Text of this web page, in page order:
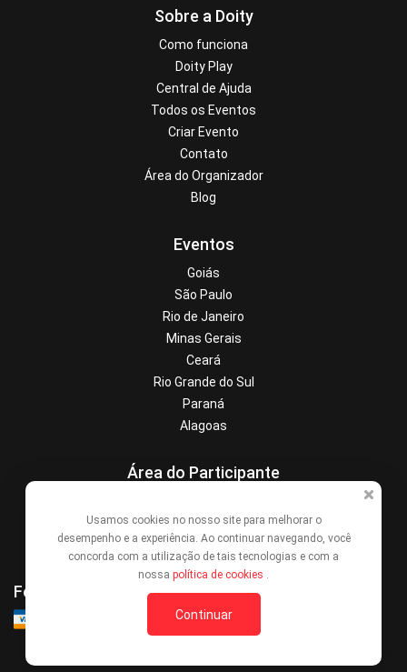
Sobre a Doity
Como funciona
Doity Play
Central de Ajuda
Todos os Eventos
Criar Evento
Contato
Área do Organizador
Blog
Eventos
Goiás
São Paulo
Rio de Janeiro
Minas Gerais
Ceará
Rio Grande do Sul
Paraná
Alagoas
Área do Participante
Denunciar este evento
Contato
Formas de Pagamento
Usamos cookies no nosso site para melhorar o
desempenho e a experiência. Ao continuar navegando, você
concorda com a utilização de tais tecnologias e com a
nossa política de cookies .
Continuar